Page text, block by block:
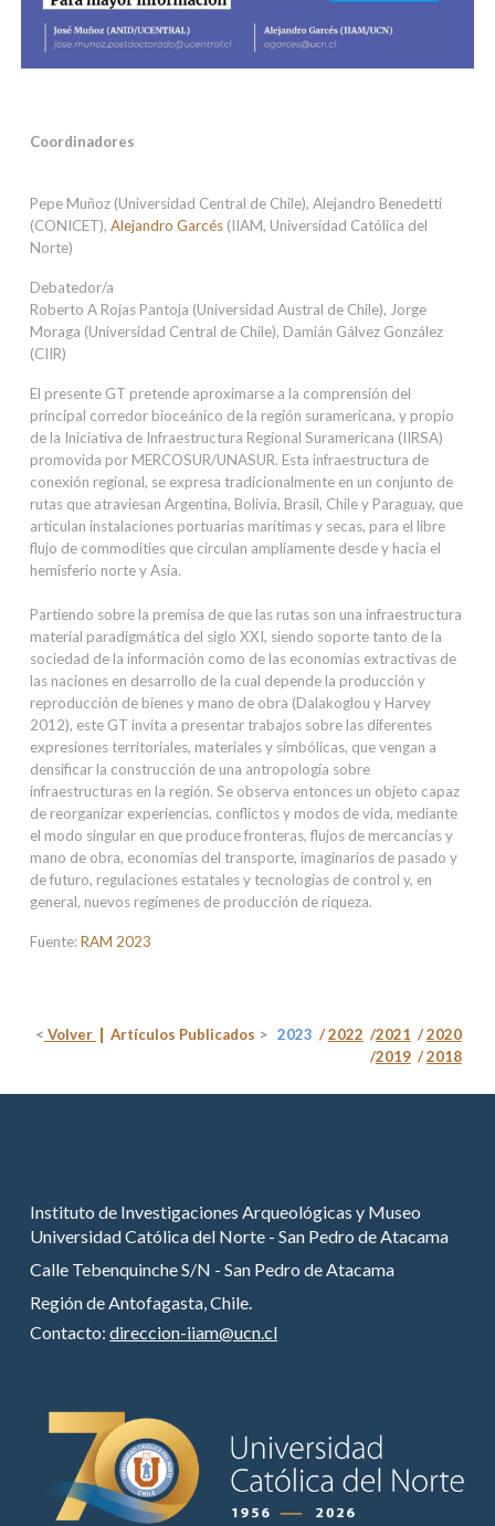
Coordinadores
Pepe Muñoz (Universidad Central de Chile), Alejandro Benedetti
(CONICET), Alejandro Garcés (IIAM, Universidad Católica del
Norte)
Debatedor/a
Roberto A Rojas Pantoja (Universidad Austral de Chile), Jorge
Moraga (Universidad Central de Chile), Damián Gálvez González
(CIIR)
El presente GT pretende aproximarse a la comprensión del
principal corredor bioceánico de la región suramericana, y propio
de la Iniciativa de Infraestructura Regional Suramericana (IIRSA)
promovida por MERCOSUR/UNASUR. Esta infraestructura de
conexión regional, se expresa tradicionalmente en un conjunto de
rutas que atraviesan Argentina, Bolivia, Brasil, Chile y Paraguay, que
articulan instalaciones portuarias marítimas y secas, para el libre
flujo de commodities que circulan ampliamente desde y hacia el
hemisferio norte y Asia.
Partiendo sobre la premisa de que las rutas son una infraestructura
material paradigmática del siglo XXI, siendo soporte tanto de la
sociedad de la información como de las economías extractivas de
las naciones en desarrollo de la cual depende la producción y
reproducción de bienes y mano de obra (Dalakoglou y Harvey
2012), este GT invita a presentar trabajos sobre las diferentes
expresiones territoriales, materiales y simbólicas, que vengan a
densificar la construcción de una antropología sobre
infraestructuras en la región. Se observa entonces un objeto capaz
de reorganizar experiencias, conflictos y modos de vida, mediante
el modo singular en que produce fronteras, flujos de mercancías y
mano de obra, economías del transporte, imaginarios de pasado y
de futuro, regulaciones estatales y tecnologías de control y, en
general, nuevos regímenes de producción de riqueza.
Fuente: RAM 2023
< Volver Artículos Publicados > 2023 /2022 /2021 /2020
/2019/2018
Instituto de Investigaciones Arqueológicas y Museo
Universidad Católica del Norte - San Pedro de Atacama
Calle Tebenquinche S/N - San Pedro de Atacama
Región de Antofagasta, Chile.
Contacto:direccion-iiam@ucn.cl